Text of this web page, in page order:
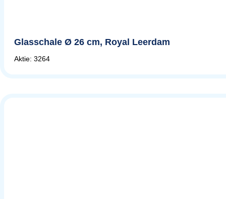
Glasschale Ø 26 cm, Royal Leerdam
Aktie: 3264